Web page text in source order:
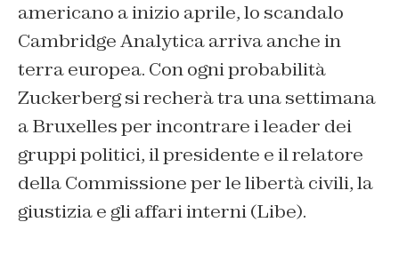
americano a inizio aprile, lo scandalo
Cambridge Analytica arriva anche in
terra europea. Con ogni probabilità
Zuckerberg si recherà tra una settimana
a Bruxelles per incontrare i leader dei
gruppi politici, il presidente e il relatore
della Commissione per le libertà civili, la
giustizia e gli affari interni (Libe).